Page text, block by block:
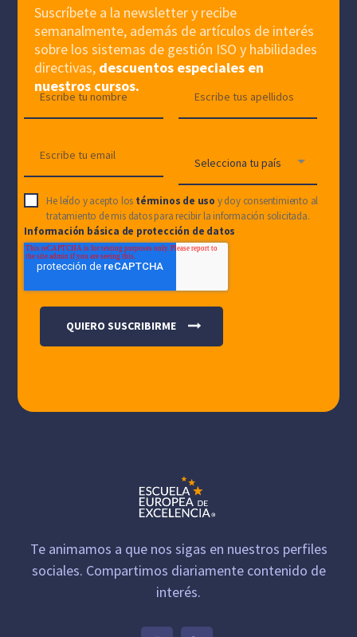
Suscríbete a la newsletter y recibe
semanalmente, además de artículos de interés
sobre los sistemas de gestión ISO y habilidades
directivas, descuentos especiales en
nuestros cursos.
He leído y acepto los términos de uso y doy consentimiento al
tratamiento de mis datos para recibir la información solicitada.
Información básica de protección de datos
Te animamos a que nos sigas en nuestros perfiles
sociales. Compartimos diariamente contenido de
interés.